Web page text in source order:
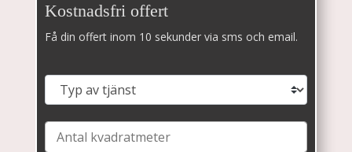
Kostnadsfri offert
Få din offert inom 10 sekunder via sms och email.